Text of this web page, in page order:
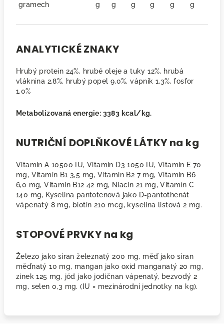
gramech
g
g
g
g
g
g
ANALYTICKÉ ZNAKY
Hrubý protein 24%, hrubé oleje a tuky 12%, hrubá
vláknina 2,8%, hrubý popel 9,0%, vápník 1,3%, fosfor
1,0%
Metabolizovaná energie: 3383 kcal/kg.
NUTRIČNÍ DOPLŇKOVÉ LÁTKY na kg
Vitamin A 10500 IU, Vitamin D3 1050 IU, Vitamin E 70
mg, Vitamin B1 3,5 mg, Vitamin B2 7 mg, Vitamin B6
6,0 mg, Vitamin B12 42 mg, Niacin 21 mg, Vitamín C
140 mg, Kyselina pantotenová jako D-pantothenát
vápenatý 8 mg, biotin 210 mcg, kyselina listová 2 mg.
STOPOVÉ PRVKY na kg
Železo jako síran železnatý 200 mg, měď jako síran
měďnatý 10 mg, mangan jako oxid manganatý 20 mg,
zinek 125 mg, jód jako jodičnan vápenatý, bezvodý 2
mg, selen 0,3 mg. (IU = mezinárodní jednotky na kg).